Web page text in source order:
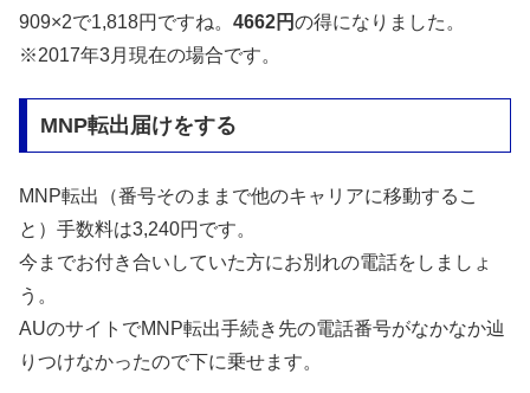
909×2で1,818円ですね。 4662円の得になりました。
※2017年3月現在の場合です。
MNP転出届けをする
MNP転出（番号そのままで他のキャリアに移動するこ
と）手数料は3,240円です。
今までお付き合いしていた方にお別れの電話をしましょ
う。
AUのサイトでMNP転出手続き先の電話番号がなかなか辿
りつけなかったので下に乗せます。